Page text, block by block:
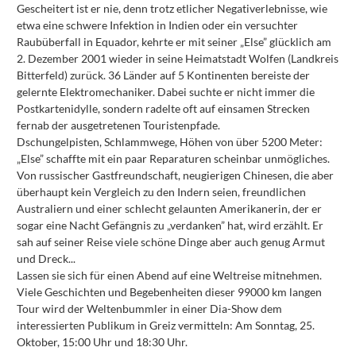
Gescheitert ist er nie, denn trotz etlicher Negativerlebnisse, wie
etwa eine schwere Infektion in Indien oder ein versuchter
Raubüberfall in Equador, kehrte er mit seiner „Else” glücklich am
2. Dezember 2001 wieder in seine Heimatstadt Wolfen (Landkreis
Bitterfeld) zurück. 36 Länder auf 5 Kontinenten bereiste der
gelernte Elektromechaniker. Dabei suchte er nicht immer die
Postkartenidylle, sondern radelte oft auf einsamen Strecken
fernab der ausgetretenen Touristenpfade.
Dschungelpisten, Schlammwege, Höhen von über 5200 Meter:
„Else” schaffte mit ein paar Reparaturen scheinbar unmögliches.
Von russischer Gastfreundschaft, neugierigen Chinesen, die aber
überhaupt kein Vergleich zu den Indern seien, freundlichen
Australiern und einer schlecht gelaunten Amerikanerin, der er
sogar eine Nacht Gefängnis zu „verdanken” hat, wird erzählt. Er
sah auf seiner Reise viele schöne Dinge aber auch genug Armut
und Dreck...
Lassen sie sich für einen Abend auf eine Weltreise mitnehmen.
Viele Geschichten und Begebenheiten dieser 99000 km langen
Tour wird der Weltenbummler in einer Dia-Show dem
interessierten Publikum in Greiz vermitteln: Am Sonntag, 25.
Oktober, 15:00 Uhr und 18:30 Uhr.